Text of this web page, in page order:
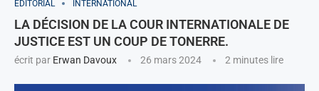
EDITORIAL INTERNATIONAL
LA DÉCISION DE LA COUR INTERNATIONALE DE
JUSTICE EST UN COUP DE TONERRE.
écrit par Erwan Davoux 26 mars 2024 2 minutes lire